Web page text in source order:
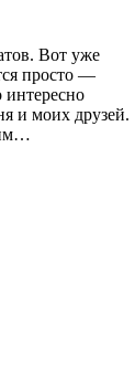
Вот уже
просто —
и моих друзей.